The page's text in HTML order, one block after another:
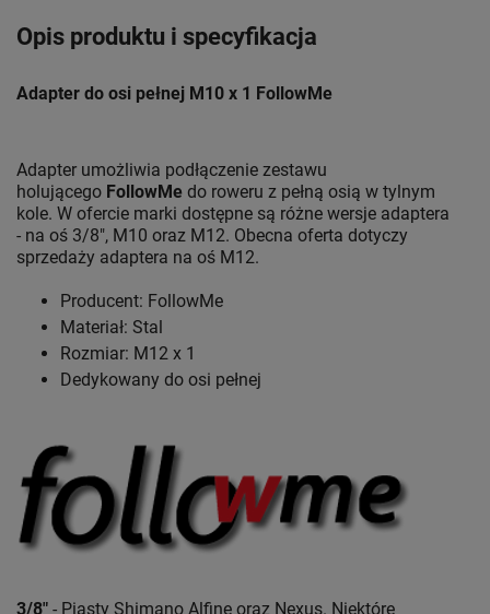
Opis produktu i specyfikacja
Adapter do osi pełnej M10 x 1 FollowMe
Adapter umożliwia podłączenie zestawu
holującego FollowMe do roweru z pełną osią w tylnym
kole. W ofercie marki dostępne są różne wersje adaptera
- na oś 3/8", M10 oraz M12. Obecna oferta dotyczy
sprzedaży adaptera na oś M12.
Producent: FollowMe
Materiał: Stal
Rozmiar: M12 x 1
Dedykowany do osi pełnej
3/8" - Piasty Shimano Alfine oraz Nexus. Niektóre